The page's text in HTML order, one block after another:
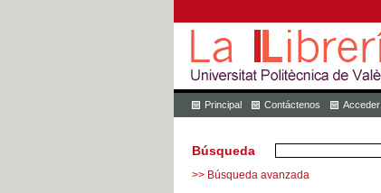
Principal Contáctenos Acceder
Búsqueda
>> Búsqueda avanzada